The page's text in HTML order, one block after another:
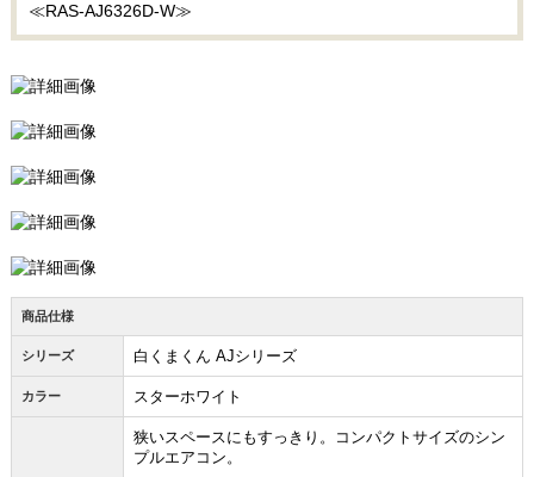
≪RAS-AJ6326D-W≫
商品仕様
シリーズ 白くまくん AJシリーズ
カラー スターホワイト
狭いスペースにもすっきり。コンパクトサイズのシン
プルエアコン。